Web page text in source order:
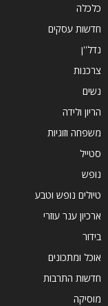
כלכלה
חדשות עסקים
נדל''ן
צרכנות
נשים
הריון ולידה
משפחה וזוגיות
סטייל
נופש
טיולים נופש וטבע
ארכיון ענר עוזרי
בידור
אוכל ומתכונים
חדשות התרבות
מוסיקה